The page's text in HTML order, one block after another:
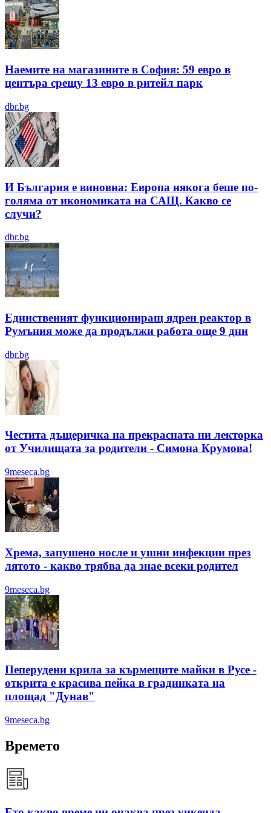
Наемите на магазините в София: 59 евро в
центъра срещу 13 евро в ритейл парк
dbr.bg
И България е виновна: Европа някога беше по-
голяма от икономиката на САЩ. Какво се
случи?
dbr.bg
Единственият функциониращ ядрен реактор в
Румъния може да продължи работа още 9 дни
dbr.bg
Честита дъщеричка на прекрасната ни лекторка
от Училищата за родители - Симона Крумова!
9meseca.bg
Хрема, запушено носле и ушни инфекции през
лятотo - какво трябва да знае всеки родител
9meseca.bg
Пеперудени крила за кърмещите майки в Русе -
открита е красива пейка в градинката на
площад "Дунав"
9meseca.bg
Времето